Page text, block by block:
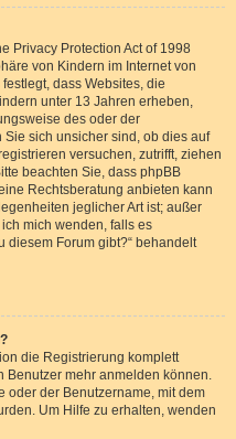
Privacy Protection Act of 1998
von Kindern im Internet von
dass Websites, die
unter 13 Jahren erheben,
des oder der
sich unsicher sind, ob dies auf
versuchen, zutrifft, ziehen
beachten Sie, dass phpBB
Rechtsberatung anbieten kann
jeglicher Art ist; außer
mich wenden, falls es
diesem Forum gibt?“ behandelt
die Registrierung komplett
Benutzer mehr anmelden können.
oder der Benutzername, mit dem
Um Hilfe zu erhalten, wenden